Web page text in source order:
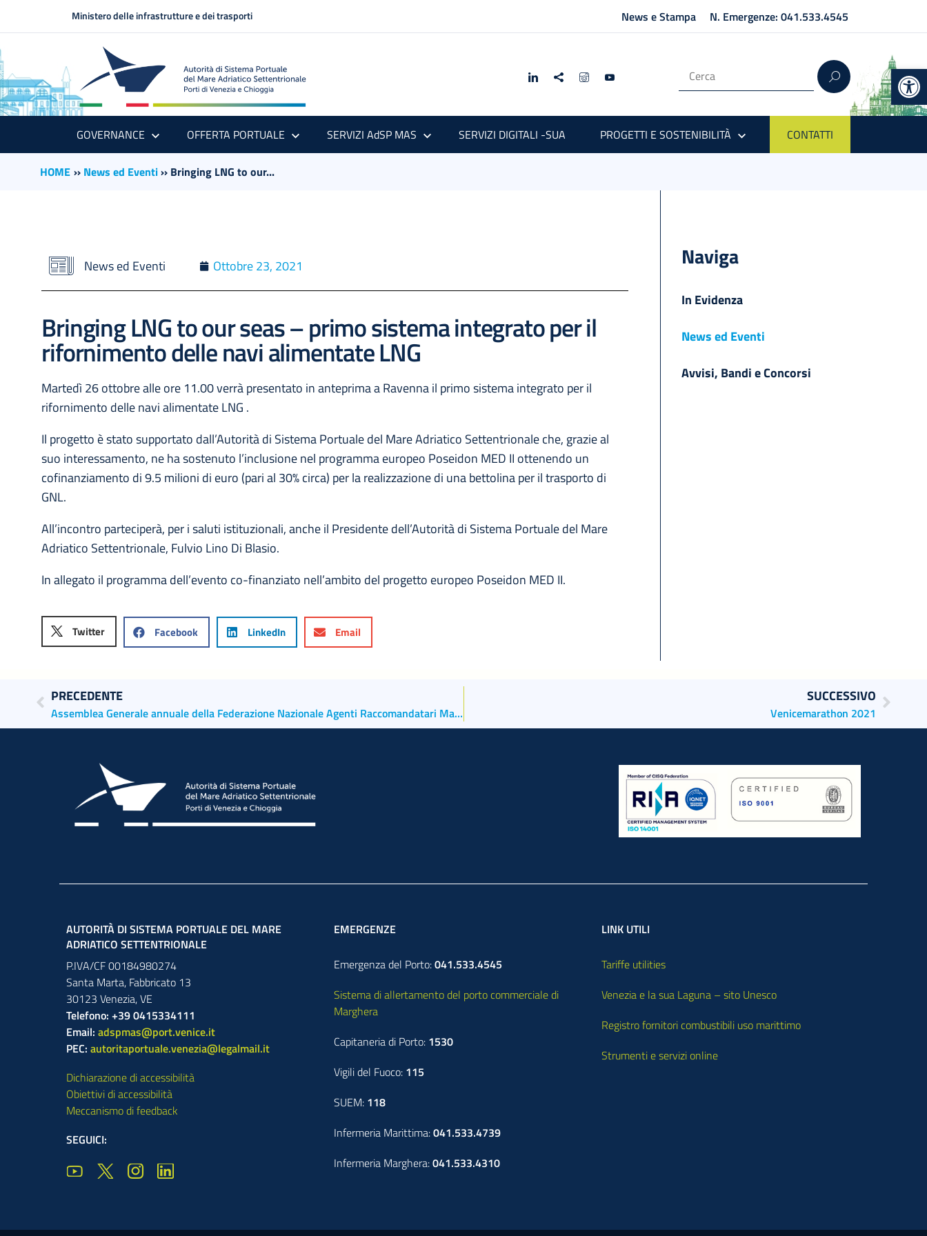
Ministero delle infrastrutture e dei trasporti News e Stampa N. Emergenze: 041.533.4545
GOVERNANCE OFFERTA PORTUALE SERVIZI AdSP MAS SERVIZI DIGITALI -SUA PROGETTI E SOSTENIBILITÀ CONTATTI
HOME ›› News ed Eventi›› Bringing LNG to our...
News ed Eventi Ottobre 23, 2021
Bringing LNG to our seas – primo sistema integrato per il
rifornimento delle navi alimentate LNG
Martedì 26 ottobre alle ore 11.00 verrà presentato in anteprima a Ravenna il primo sistema integrato per il
rifornimento delle navi alimentate LNG .
Il progetto è stato supportato dall’Autorità di Sistema Portuale del Mare Adriatico Settentrionale che, grazie al
suo interessamento, ne ha sostenuto l’inclusione nel programma europeo Poseidon MED II ottenendo un
cofinanziamento di 9.5 milioni di euro (pari al 30% circa) per la realizzazione di una bettolina per il trasporto di
GNL.
All’incontro parteciperà, per i saluti istituzionali, anche il Presidente dell’Autorità di Sistema Portuale del Mare
Adriatico Settentrionale, Fulvio Lino Di Blasio.
In allegato il programma dell’evento co-finanziato nell’ambito del progetto europeo Poseidon MED II.
Twitter Facebook LinkedIn Email
Naviga
In Evidenza
News ed Eventi
Avvisi, Bandi e Concorsi
PRECEDENTE
Assemblea Generale annuale della Federazione Nazionale Agenti Raccomandatari Marittimi e Mediatori Marittimi
SUCCESSIVO
Venicemarathon 2021
AUTORITÀ DI SISTEMA PORTUALE DEL MARE
ADRIATICO SETTENTRIONALE
P.IVA/CF 00184980274
Santa Marta, Fabbricato 13
30123 Venezia,VE
Telefono: +39 0415334111
Email: adspmas@port.venice.it
PEC: autoritaportuale.venezia@legalmail.it
Dichiarazione di accessibilità
Obiettivi di accessibilità
Meccanismo di feedback
SEGUICI:
EMERGENZE
Emergenza del Porto:041.533.4545
Sistema di allertamento del porto commerciale di
Marghera
Capitaneria di Porto: 1530
Vigili del Fuoco: 115
SUEM: 118
Infermeria Marittima:041.533.4739
Infermeria Marghera:041.533.4310
LINK UTILI
Tariffe utilities
Venezia e la sua Laguna – sito Unesco
Registro fornitori combustibili uso marittimo
Strumenti e servizi online